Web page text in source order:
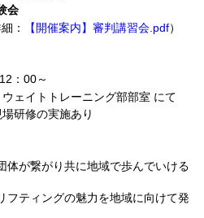
会
細： 【開催案内】審判講習会.pdf）
：00～
ェイトトレーニング部部室 にて
研修の実施あり
体が繋がり共に地域で歩んでいける
フティングの魅力を地域に向けて発